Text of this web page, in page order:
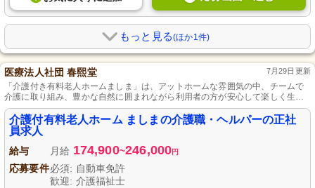
もっと見る(ほか1件)
医療法人社団 春熙堂 7月29日更新
「介護付き有料老人ホームましま」は、アットホームな雰囲気の中、チームで
介護に取り組み、豊かな自然に囲まれながら利用者の方が安心して楽しく生活
が送れるようサポートしています。
介護付有料老人ホーム ましまの介護職・ヘルパーの正社
員求人
給与 月給 174,900~246,000円
応募要件必須: 自動車免許
歓迎: 介護福祉士